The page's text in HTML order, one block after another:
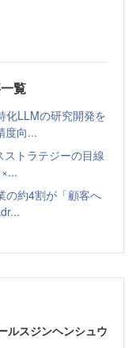
覧
化LLMの研究開発を
度向...
ストラテジーの目線
の約4割が「顧客へ
ルスジンヘンシュウ